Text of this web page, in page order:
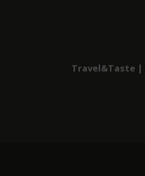
Travel&Taste |